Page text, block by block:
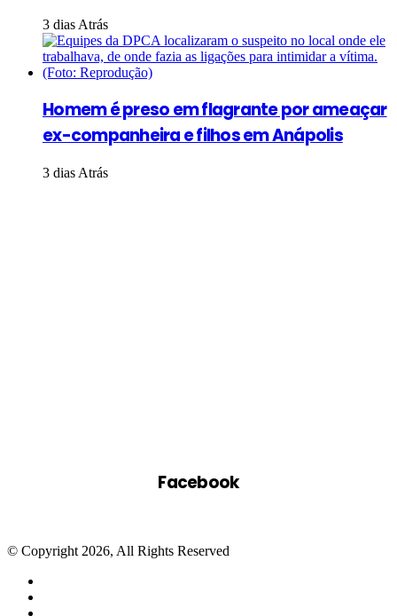
3 dias Atrás
Homem é preso em flagrante por ameaçar
ex-companheira e filhos em Anápolis
3 dias Atrás
Facebook
© Copyright 2026, All Rights Reserved